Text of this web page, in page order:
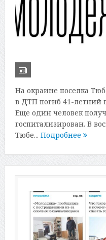
На окраине поселка
в ДТП погиб 41-летний
Еще один человек
госпитализирован. В
Тюбе... Подробнее